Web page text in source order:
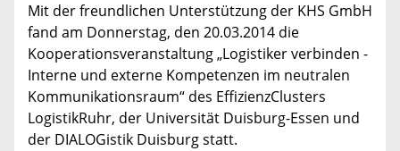
Mit der freundlichen Unterstützung der KHS GmbH
fand am Donnerstag, den 20.03.2014 die
Kooperationsveranstaltung „Logistiker verbinden -
Interne und externe Kompetenzen im neutralen
Kommunikationsraum“ des EffizienzClusters
LogistikRuhr, der Universität Duisburg-Essen und
der DIALOGistik Duisburg statt.